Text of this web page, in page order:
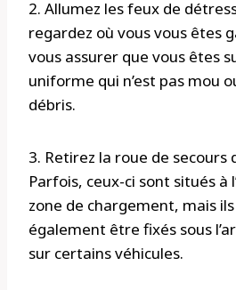
2. Allumez les feux de
regardez où vous vous êtes
vous assurer que vous êtes
uniforme qui n’est pas mou
débris.
3. Retirez la roue de secours
Parfois, ceux-ci sont situés à
zone de chargement, mais
également être fixés sous
sur certains véhicules.